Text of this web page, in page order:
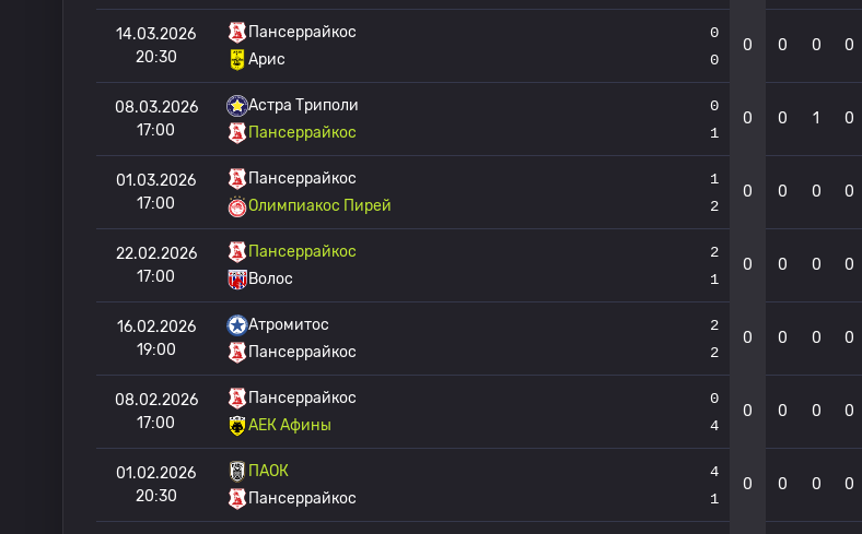
14.03.2026
20:30
Пансеррайкос
Арис
0
0
0 0 0 0
08.03.2026
17:00
Астра Триполи
Пансеррайкос
0
1
0 0 1 0
01.03.2026
17:00
Пансеррайкос
Олимпиакос Пирей
1
2
0 0 0 0
22.02.2026
17:00
Пансеррайкос
Волос
2
1
0 0 0 0
16.02.2026
19:00
Атромитос
Пансеррайкос
2
2
0 0 0 0
08.02.2026
17:00
Пансеррайкос
АЕК Афины
0
4
0 0 0 0
01.02.2026
20:30
ПАОК
Пансеррайкос
4
1
0 0 0 0